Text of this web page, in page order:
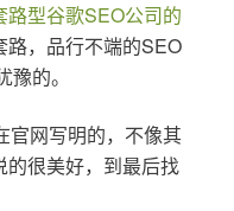
路型谷歌SEO公司的
，品行不端的SEO
的。
官网写明的，不像其
很美好，到最后找